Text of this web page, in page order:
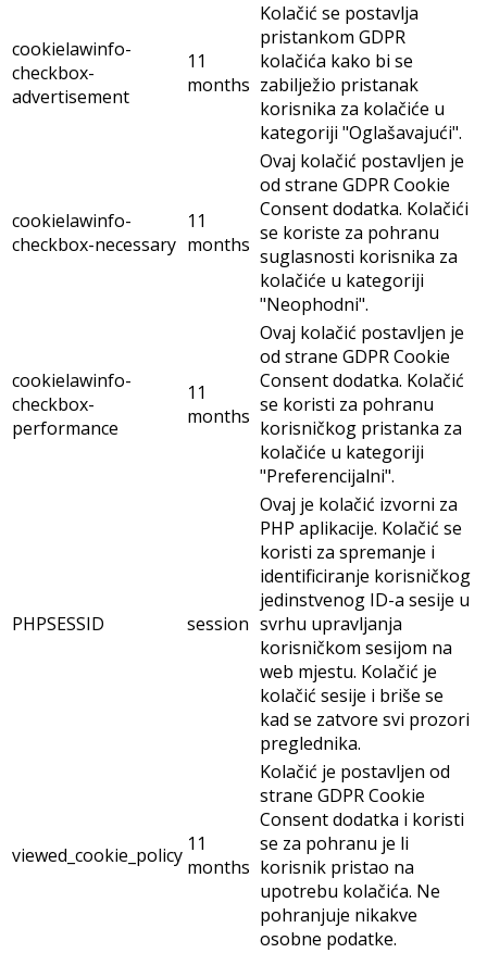
cookielawinfo-
checkbox-
advertisement
11
months
Kolačić se postavlja
pristankom GDPR
kolačića kako bi se
zabilježio pristanak
korisnika za kolačiće u
kategoriji "Oglašavajući".
cookielawinfo-
checkbox-necessary
11
months
Ovaj kolačić postavljen je
od strane GDPR Cookie
Consent dodatka. Kolačići
se koriste za pohranu
suglasnosti korisnika za
kolačiće u kategoriji
"Neophodni".
cookielawinfo-
checkbox-
performance
11
months
Ovaj kolačić postavljen je
od strane GDPR Cookie
Consent dodatka. Kolačić
se koristi za pohranu
korisničkog pristanka za
kolačiće u kategoriji
"Preferencijalni".
PHPSESSID session
Ovaj je kolačić izvorni za
PHP aplikacije. Kolačić se
koristi za spremanje i
identificiranje korisničkog
jedinstvenog ID-a sesije u
svrhu upravljanja
korisničkom sesijom na
web mjestu. Kolačić je
kolačić sesije i briše se
kad se zatvore svi prozori
preglednika.
viewed_cookie_policy 11
months
Kolačić je postavljen od
strane GDPR Cookie
Consent dodatka i koristi
se za pohranu je li
korisnik pristao na
upotrebu kolačića. Ne
pohranjuje nikakve
osobne podatke.